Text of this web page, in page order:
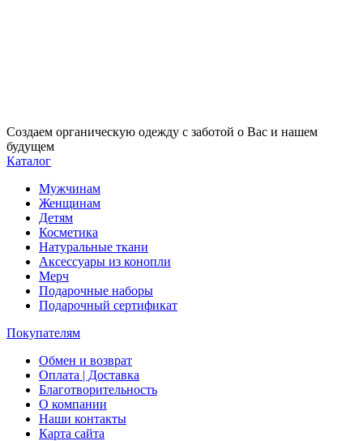
Создаем органическую одежду с заботой о Вас и нашем
будущем
Каталог
Мужчинам
Женщинам
Детям
Косметика
Натуральные ткани
Аксессуары из конопли
Мерч
Подарочные наборы
Подарочный сертификат
Покупателям
Обмен и возврат
Оплата | Доставка
Благотворительность
О компании
Наши контакты
Карта сайта